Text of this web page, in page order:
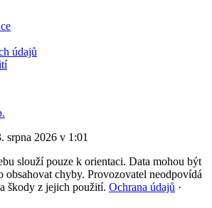
údajů
srpna 2026 v 1:01
slouží pouze k orientaci. Data mohou být
obsahovat chyby. Provozovatel neodpovídá
škody z jejich použití. Ochrana údajů ·